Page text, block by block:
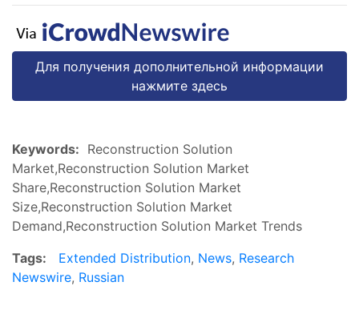
Для получения дополнительной информации
нажмите здесь
Keywords: Reconstruction Solution
Market,Reconstruction Solution Market
Share,Reconstruction Solution Market
Size,Reconstruction Solution Market
Demand,Reconstruction Solution Market Trends
Tags:
Extended Distribution, News, Research
Newswire, Russian